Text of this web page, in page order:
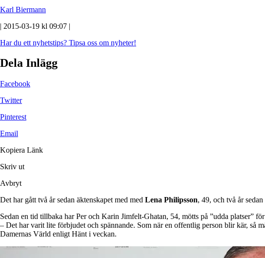
Karl Biermann
| 2015-03-19 kl 09:07 |
Har du ett nyhetstips? Tipsa oss om nyheter!
Dela Inlägg
Facebook
Twitter
Pinterest
Email
Kopiera Länk
Skriv ut
Avbryt
Det har gått två år sedan äktenskapet med med Lena Philipsson, 49, och två år
Sedan en tid tillbaka har Per och Karin Jimfelt-Ghatan, 54, mötts på ”udda platser”
– Det har varit lite förbjudet och spännande. Som när en offentlig person blir kär, så
Damernas Värld enligt Hänt i veckan.